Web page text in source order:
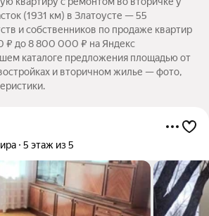
(1931 км) в Златоусте — 55
и собственников по продаже квартир
₽ до 8 800 000 ₽ на Яндекс
каталоге предложения площадью от
и вторичном жилье — фото,
5 этаж из 5